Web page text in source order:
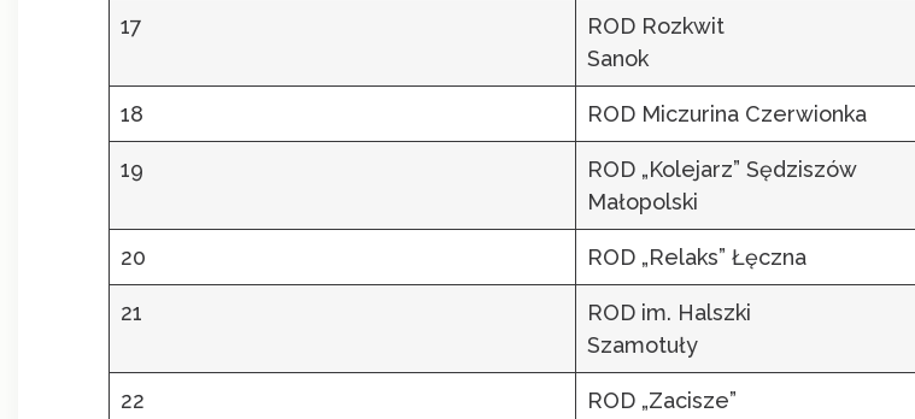
17
ROD Rozkwit
Sanok
18 ROD Miczurina Czerwionka
19
ROD „Kolejarz” Sędziszów
Małopolski
20 ROD „Relaks” Łęczna
21
ROD im. Halszki
Szamotuły
22 ROD „Zacisze”